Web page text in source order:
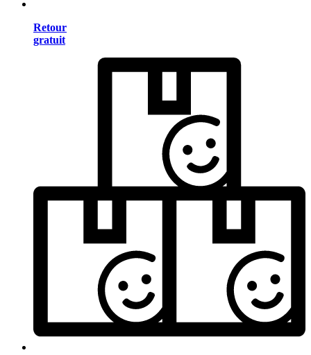
Retour
gratuit